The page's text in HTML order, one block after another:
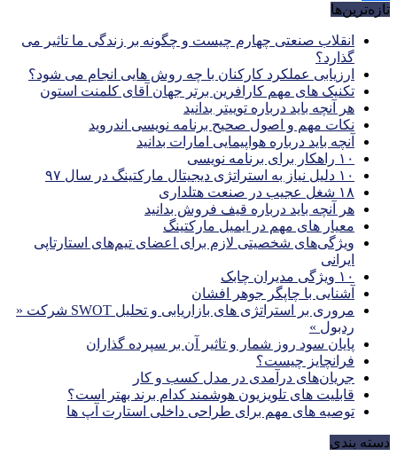
Share
تازه‌ترین‌ها
انقلاب صنعتی چهارم چیست و چگونه بر زندگی ما تاثیر می
گذارد؟
ارزیابی عملکرد کارکنان با چه روش هایی انجام می شود؟
تکنیک های مهم کارافرین برتر جهان آقای کلمنت استون
هر آنچه باید درباره توییتر بدانید
نکات مهم و اصول صحیح برنامه نویسی اندروید
آنچه باید درباره هواپیمایی امارات بدانید
۱۰ راهکار برای برنامه نویسی
۱۰ دلیل نیاز به استراتژی دیجیتال مارکتینگ در سال ۹۷
۱۸ شغل عجیب در صنعت هتلداری
هر آنچه باید درباره قیف فروش بدانید
معیار های مهم در ایمیل مارکتینگ
ویژگی‌های شخصیتی لازم برای اعضای تیم‌های استارتاپی
ایرانی
۱۰ ویژگی مدیران چابک
آشنایی با چاپگر جوهر افشان
مروری بر استراتژی های بازاریابی و تحلیل SWOT شرکت «
ردبول »
پایان سود روز شمار و تاثیر آن بر سپرده گذاران
فرانچایز چیست؟
جریان‌های درآمدی در مدل کسب و کار
قابلیت های تلویزیون هوشمند کدام برند بهتر است؟
توصیه های مهم برای طراحی داخلی استارت آپ‌ ها
دسته بندی